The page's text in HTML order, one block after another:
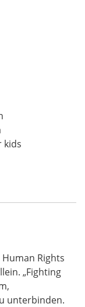
kids
Rights
„Fighting
unterbinden.